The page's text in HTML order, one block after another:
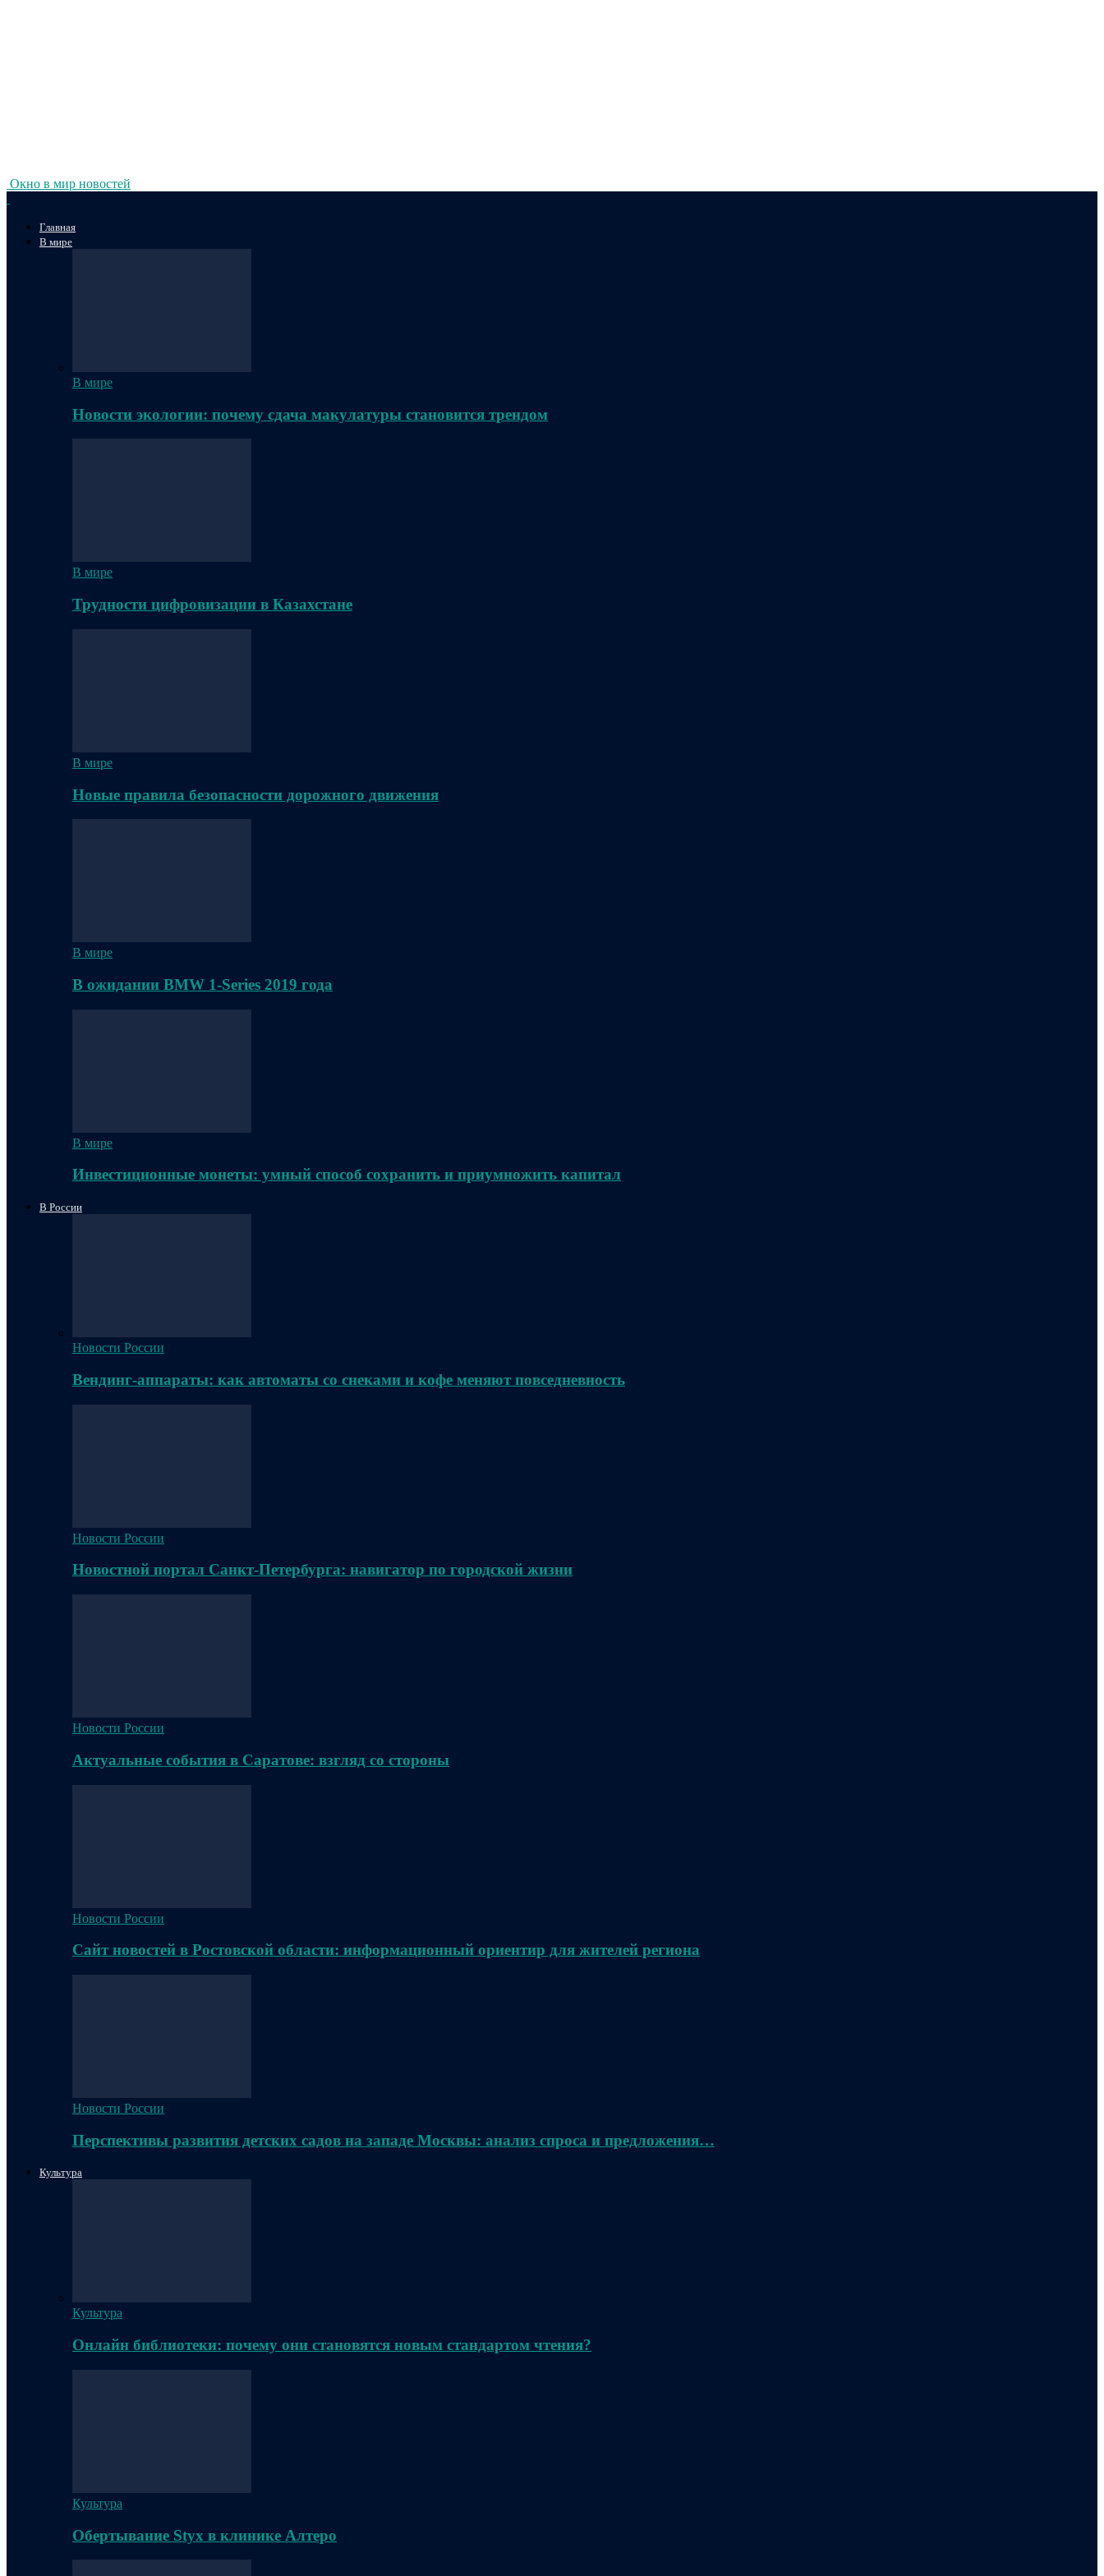
Окно в мир новостей
Главная
В мире
В мире
Новости экологии: почему сдача макулатуры становится трендом
В мире
Трудности цифровизации в Казахстане
В мире
Новые правила безопасности дорожного движения
В мире
В ожидании BMW 1-Series 2019 года
В мире
Инвестиционные монеты: умный способ сохранить и приумножить капитал
В России
Новости России
Вендинг-аппараты: как автоматы со снеками и кофе меняют повседневность
Новости России
Новостной портал Санкт-Петербурга: навигатор по городской жизни
Новости России
Актуальные события в Саратове: взгляд со стороны
Новости России
Сайт новостей в Ростовской области: информационный ориентир для жителей региона
Новости России
Перспективы развития детских садов на западе Москвы: анализ спроса и предложения…
Культура
Культура
Онлайн библиотеки: почему они становятся новым стандартом чтения?
Культура
Обертывание Styx в клинике Алтеро